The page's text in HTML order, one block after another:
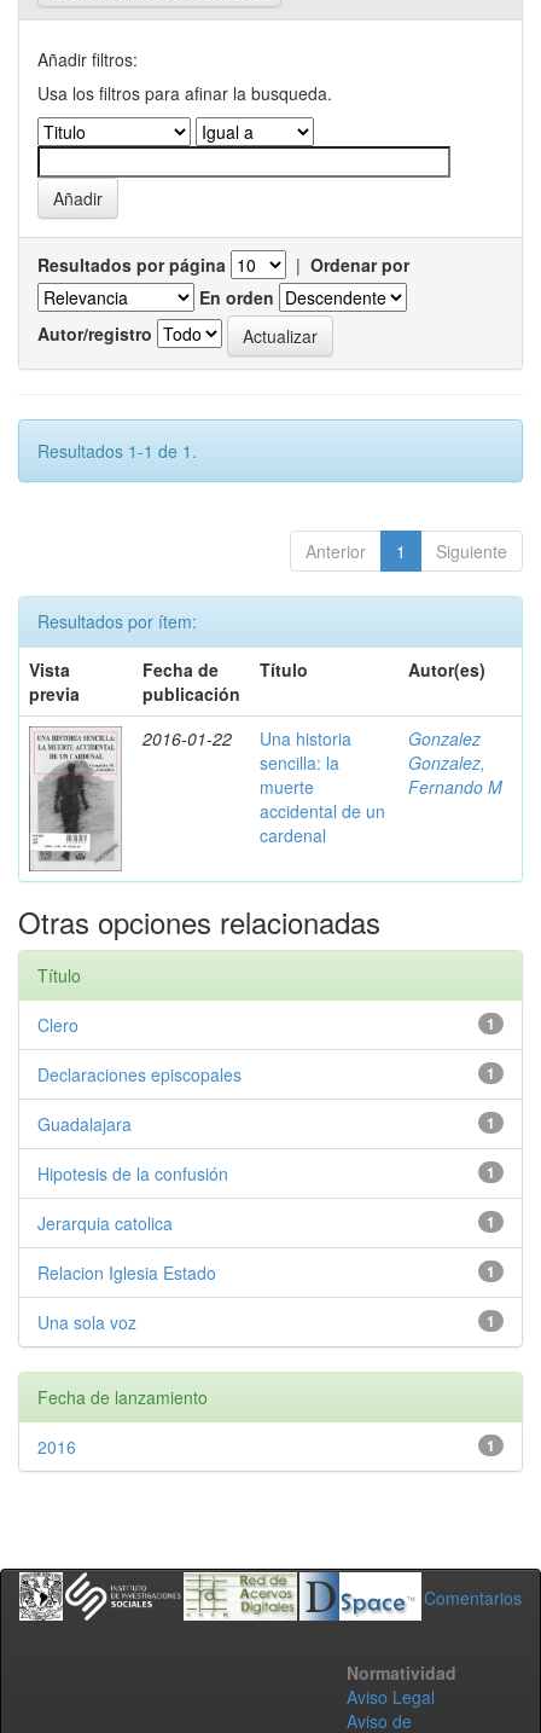
Añadir filtros:
Usa los filtros para afinar la busqueda.
Resultados por página | Ordenar por
En orden
Autor/registro
Resultados 1-1 de 1.
Anterior 1 Siguiente
Resultados por ítem:
Vista
previa
Fecha de
publicación
Título Autor(es)
2016-01-22
Una historia
sencilla: la
muerte
accidental de un
cardenal
Gonzalez
Gonzalez,
Fernando M
Otras opciones relacionadas
Título
1
Clero
1
Declaraciones episcopales
1
Guadalajara
1
Hipotesis de la confusión
1
Jerarquia catolica
1
Relacion Iglesia Estado
1
Una sola voz
Fecha de lanzamiento
1
2016
Comentarios
Normatividad
Aviso Legal
Aviso de